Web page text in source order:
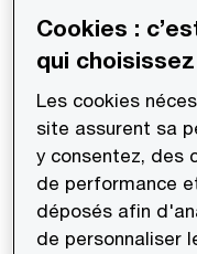
En 2023, 425
d’avocats ont été
en 2023. Soit une
rapport au
C'est un nouveau
la création du
Cookies :
qui choisissez
Les cookies
site assurent sa
y consentez, des
de performance
déposés afin
de personnaliser